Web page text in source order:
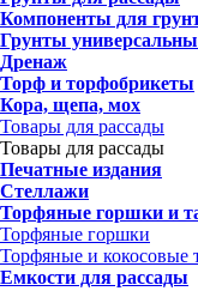
Компоненты для
Грунты
Дренаж
Торф и торфобрикеты
Кора, щепа, мох
Товары для рассады
Товары для рассады
Печатные издания
Стеллажи
Торфяные горшки и
Торфяные горшки
Торфяные и кокосовые
Емкости для рассады